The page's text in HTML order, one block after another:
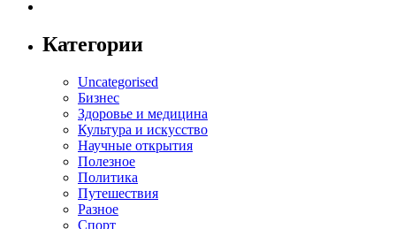
Категории
Uncategorised
Бизнес
Здоровье и медицина
Культура и искусство
Научные открытия
Полезное
Политика
Путешествия
Разное
Спорт